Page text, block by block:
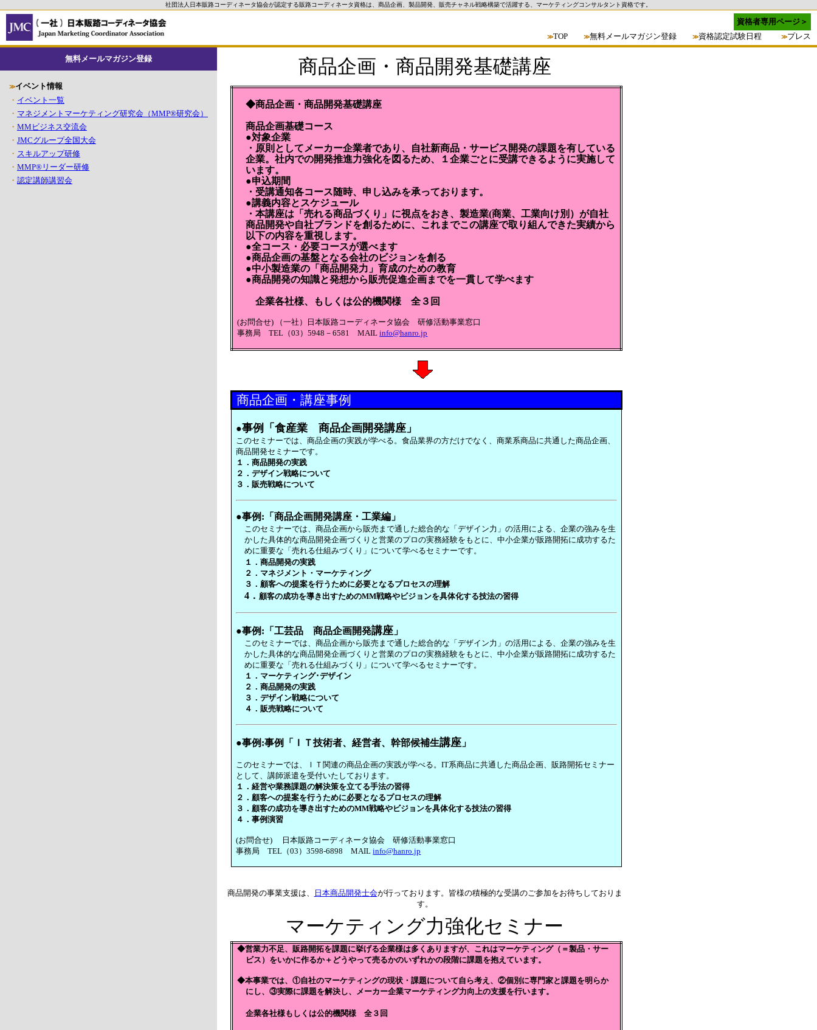
社団法人日本販路コーディネータ協会が認定する販路コーディネータ資格は、商品企画、製品開発、販売チャネル戦略構築で活躍する、マーケティングコンサルタント資格です。
資格者専用ページ＞
≫TOP ≫無料メールマガジン登録 ≫資格認定試験日程 ≫プレス
無料メールマガジン登録
≫イベント情報
・ イベント一覧
・ マネジメントマーケティング研究会（MMP®研究会）
・ MMビジネス交流会
・ JMCグループ全国大会
・ スキルアップ研修
・ MMP®リーダー研修
・ 認定講師講習会
商品企画・商品開発基礎講座
◆商品企画・商品開発基礎講座
商品企画基礎コース
●対象企業
・原則としてメーカー企業者であり、自社新商品・サービス開発の課題を有している
企業。社内での開発推進力強化を図るため、１企業ごとに受講できるように実施して
います。
●申込期間
・受講通知各コース随時、申し込みを承っております。
●講義内容とスケジュール
・本講座は「売れる商品づくり」に視点をおき、製造業(商業、工業向け別）が自社
商品開発や自社ブランドを創るために、これまでこの講座で取り組んできた実績から
以下の内容を重視します。
●全コース・必要コースが選べます
●商品企画の基盤となる会社のビジョンを創る
●中小製造業の「商品開発力」育成のための教育
●商品開発の知識と発想から販売促進企画までを一貫して学べます
企業各社様、もしくは公的機関様 全３回
(お問合せ) （一社）日本販路コーディネータ協会 研修活動事業窓口
事務局 TEL（03）5948－6581 MAILinfo@hanro.jp
商品企画・講座事例
●事例「食産業 商品企画開発講座」
このセミナーでは、商品企画の実践が学べる。食品業界の方だけでなく、商業系商品に共通した商品企画、
商品開発セミナーです。
１．商品開発の実践
２．デザイン戦略について
３．販売戦略について
●事例:「商品企画開発講座・工業編」
このセミナーでは、商品企画から販売まで通した総合的な「デザイン力」の活用による、企業の強みを生
かした具体的な商品開発企画づくりと営業のプロの実務経験をもとに、中小企業が販路開拓に成功するた
めに重要な「売れる仕組みづくり」について学べるセミナーです。
１．商品開発の実践
２ ． マネジメント・マーケティング
３．顧客への提案を行うために必要となるプロセスの理解
4． 顧客の成功を導き出すためのMM戦略やビジョンを具体化する技法の習得
●事例:「工芸品 商品企画開発講座 」
このセミナーでは、商品企画から販売まで通した総合的な「デザイン力」の活用による、企業の強みを生
かした具体的な商品開発企画づくりと営業のプロの実務経験をもとに、中小企業が販路開拓に成功するた
めに重要な「売れる仕組みづくり」について学べるセミナーです。
１．マーケティング･デザイン
２ ．商品開発の実践
３．デザイン戦略について
４．販売戦略について
●事例:事例「ＩＴ技術者、経営者、幹部候補生講座 」
このセミナーでは、ＩＴ関連の商品企画の実践が学べる。IT系商品に共通した商品企画、販路開拓セミナー
として、講師派遣を受付いたしております。
１．経営や業務課題の解決策を立てる手法の習得
２．顧客への提案を行うために必要となるプロセスの理解
３．顧客の成功を導き出すためのMM戦略やビジョンを具体化する技法の習得
４．事例演習
(お問合せ) 日本販路コーディネータ協会 研修活動事業窓口
事務局 TEL（03）3598-6898 MAILinfo@hanro.jp
商品開発の事業支援は、 日本商品開発士会が行っております。皆様の積極的な受講のご参加をお待ちしておりま
す。
マーケティング力強化セミナー
◆営業力不足、販路開拓を課題に挙げる企業様は多くありますが、これはマーケティング（＝製品・サー
ビス）をいかに作るか＋どうやって売るかのいずれかの段階に課題を抱えています。
◆本事業では、①自社のマーケティングの現状・課題について自ら考え、②個別に専門家と課題を明らか
にし、③実際に課題を解決し、メーカー企業マーケティング力向上の支援を行います。
企業各社様もしくは公的機関様 全３回